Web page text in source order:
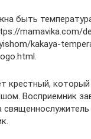
быть
mamavika.com/
kakaya-
крестный,
Восприемник